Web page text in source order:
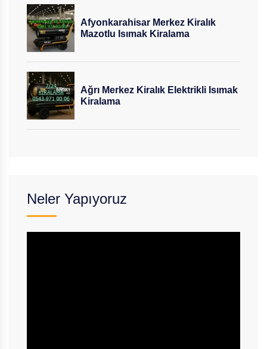
Afyonkarahisar Merkez Kiralık
Mazotlu Isımak Kiralama
Ağrı Merkez Kiralık Elektrikli Isımak
Kiralama
Neler Yapıyoruz